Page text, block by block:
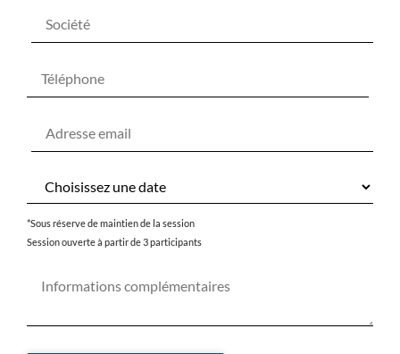
*Sous réserve de maintien de la session
Session ouverte à partir de 3 participants